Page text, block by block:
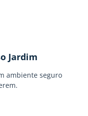
Jardim
ambiente seguro